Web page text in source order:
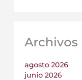
Archivos
agosto 2026
junio 2026